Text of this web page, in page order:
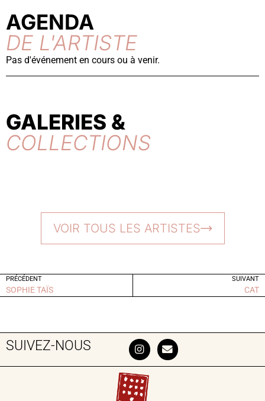
AGENDA
DE L'ARTISTE
Pas d'événement en cours ou à venir.
GALERIES &
COLLECTIONS
VOIR TOUS LES ARTISTES
PRÉCÉDENT
SOPHIE TAÏS
SUIVANT
CAT
SUIVEZ-NOUS